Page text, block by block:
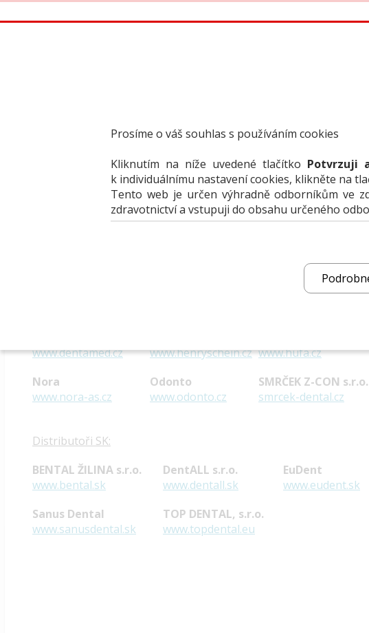
Historie nabídek Jak portál funguje
Kerr speciální nabídka – Promoce
Kerr speciální nabídka – Promoce
www.dentamed.cz
www.henryschein.cz www.hufa.cz
Nora
www.nora-as.cz
Odonto
www.odonto.cz
SMRČEK Z-CON s.r.o.
smrcek-dental.cz
Distributoři SK:
BENTAL ŽILINA s.r.o.
www.bental.sk
DentALL s.r.o.
www.dentall.sk
EuDent
www.eudent.sk
Sanus Dental
www.sanusdental.sk
TOP DENTAL, s.r.o.
www.topdental.eu
Prosíme o váš souhlas s používáním cookies
Kliknutím na níže uvedené tlačítko Potvrzuji
k individuálnímu nastavení cookies, klikněte na
Tento web je určen výhradně odborníkům ve
zdravotnictví a vstupuji do obsahu určeného